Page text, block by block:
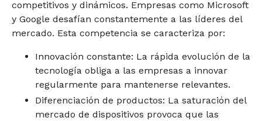
competitivos y dinámicos. Empresas como Microsoft
y Google desafían constantemente a las líderes del
mercado. Esta competencia se caracteriza por:
Innovación constante: La rápida evolución de la
tecnología obliga a las empresas a innovar
regularmente para mantenerse relevantes.
Diferenciación de productos: La saturación del
mercado de dispositivos provoca que las